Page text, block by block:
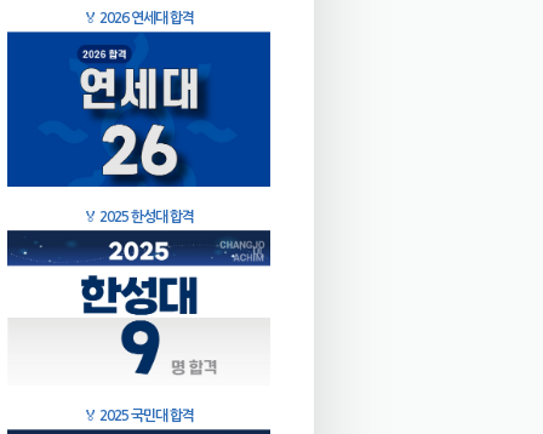
🏅 2026 연세대 합격
🏅 2025 한성대 합격
🏅 2025 국민대 합격